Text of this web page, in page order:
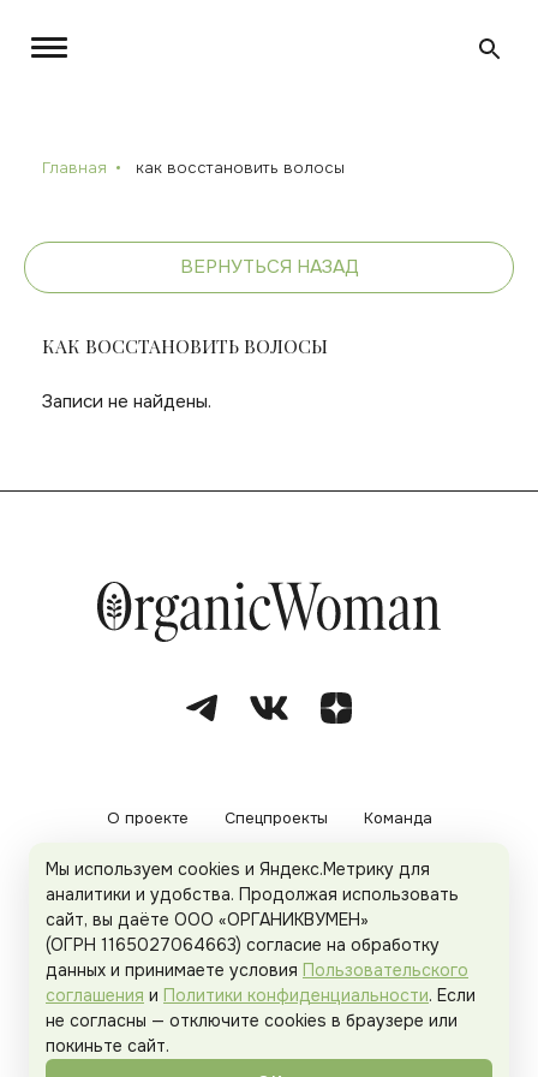
Главная как восстановить волосы
ВЕРНУТЬСЯ НАЗАД
КАК ВОССТАНОВИТЬ ВОЛОСЫ
Записи не найдены.
О проекте Спецпроекты Команда
Рекламодателям Политика конфиденциальности
Пользовательское соглашение
Organicwoman.ru . Все права защищены.
Мы используем cookies и Яндекс.Метрику для
аналитики и удобства. Продолжая использовать
сайт, вы даёте ООО «ОРГАНИКВУМЕН»
(ОГРН 1165027064663) согласие на обработку
данных и принимаете условия Пользовательского
соглашения и Политики конфиденциальности. Если
не согласны — отключите cookies в браузере или
покиньте сайт.